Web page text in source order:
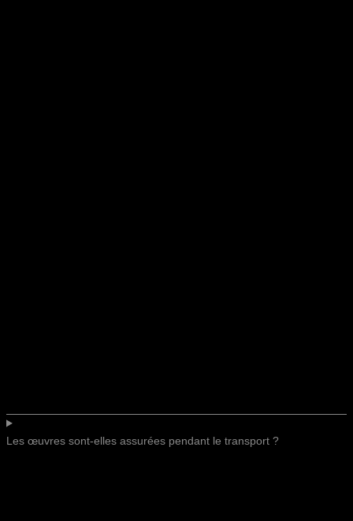
Les œuvres sont-elles assurées pendant le transport ?